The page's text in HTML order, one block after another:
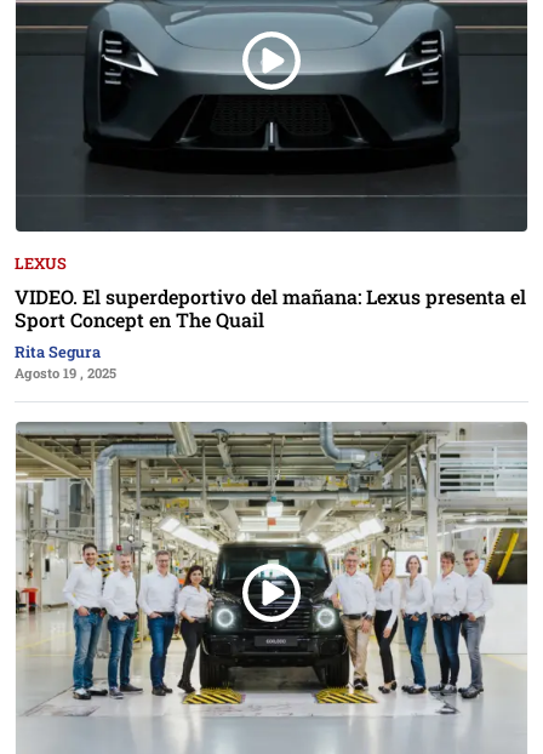
LEXUS
VIDEO. El superdeportivo del mañana: Lexus presenta el
Sport Concept en The Quail
Rita Segura
Agosto 19 , 2025